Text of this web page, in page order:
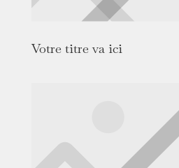
Votre titre va ici